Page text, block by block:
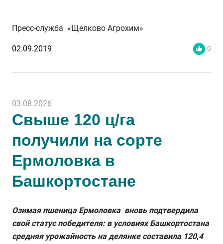
Пресс-служба «Щелково Агрохим»
02.09.2019 0
03.08.2026
Свыше 120 ц/га
получили на сорте
Ермоловка в
Башкортостане
Озимая пшеница Ермоловка вновь подтвердила
свой статус победителя: в условиях Башкортостана
средняя урожайность на делянке составила 120,4